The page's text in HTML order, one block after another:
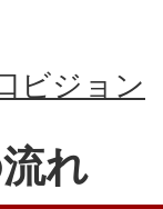
ビジョン
れ